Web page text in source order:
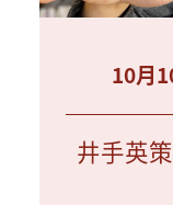
10月
井手英